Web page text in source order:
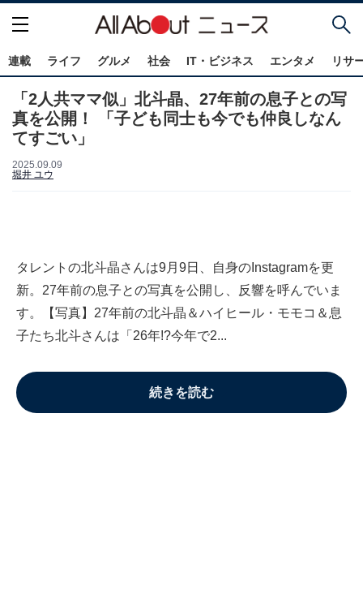
連載 ライフ グルメ 社会 IT・ビジネス エンタメ リサ
「2人共ママ似」北斗晶、27年前の息子との写
真を公開！ 「子ども同士も今でも仲良しなん
てすごい」
2025.09.09
堀井 ユウ
タレントの北斗晶さんは9月9日、自身のInstagramを更
新。27年前の息子との写真を公開し、反響を呼んでいま
す。【写真】27年前の北斗晶＆ハイヒール・モモコ＆息
子たち北斗さんは「26年!?今年で2...
続きを読む